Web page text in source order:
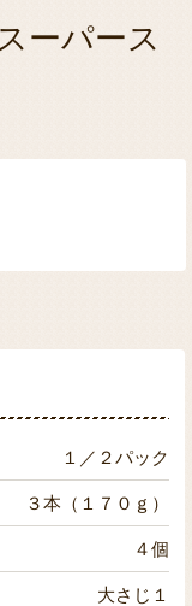
ーパース
１／２パック
３本（１７０ｇ）
４個
大さじ１